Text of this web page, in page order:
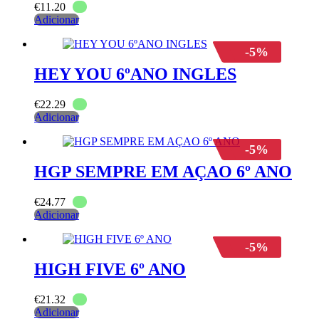
€11.20
Adicionar
-5%
HEY YOU 6ºANO INGLES
€22.29
Adicionar
-5%
HGP SEMPRE EM AÇAO 6º ANO
€24.77
Adicionar
-5%
HIGH FIVE 6º ANO
€21.32
Adicionar